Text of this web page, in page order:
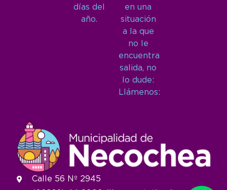
días del
año.
en una
situación
a la que
no le
encuentra
salida, no
lo dude:
Llámenos:
Calle 56 Nº 2945